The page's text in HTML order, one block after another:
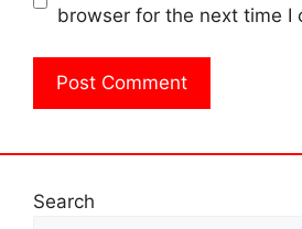
browser for the next time I
Search